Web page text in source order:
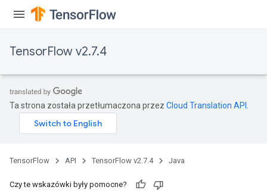
TensorFlow v2.7.4
Ta strona została przetłumaczona przez Cloud Translation API
TensorFlow API TensorFlow v2.7.4 Java
Czy te wskazówki były pomocne?